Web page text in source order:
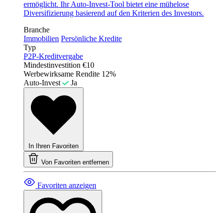
ermöglicht. Ihr Auto-Invest-Tool bietet eine mühelose
Diversifizierung basierend auf den Kriterien des Investors.
Branche
Immobilien Persönliche Kredite
Typ
P2P-Kreditvergabe
Mindestinvestition €10
Werbewirksame Rendite 12%
Auto-Invest
Ja
In Ihren Favoriten
Von Favoriten entfernen
Favoriten anzeigen